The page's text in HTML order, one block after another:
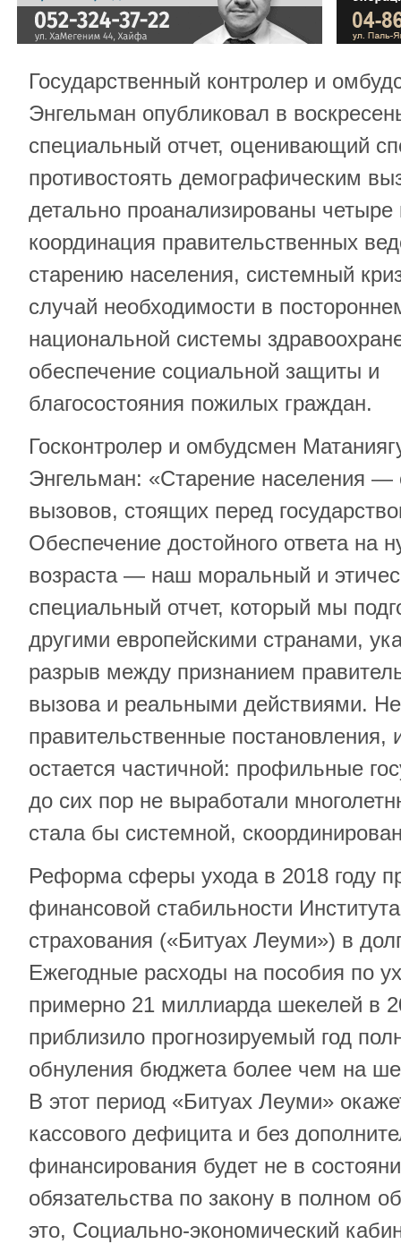
Государственный контролер и
Энгельман опубликовал в
специальный отчет, оценивающий
противостоять демографическим
детально проанализированы
координация правительственных
старению населения, системный
случай необходимости в
национальной системы
обеспечение социальной защиты и
благосостояния пожилых граждан.
Госконтролер и омбудсмен
Энгельман: «Старение населения —
вызовов, стоящих перед
Обеспечение достойного ответа на
возраста — наш моральный и
специальный отчет, который мы
другими европейскими странами,
разрыв между признанием
вызова и реальными действиями.
правительственные постановления,
остается частичной: профильные
до сих пор не выработали
стала бы системной,
Реформа сферы ухода в 2018 году
финансовой стабильности
страхования («Битуах Леуми») в
Ежегодные расходы на пособия по
примерно 21 миллиарда шекелей в
приблизило прогнозируемый год
обнуления бюджета более чем на
В этот период «Битуах Леуми»
кассового дефицита и без
финансирования будет не в
обязательства по закону в полном
это, Социально-экономический